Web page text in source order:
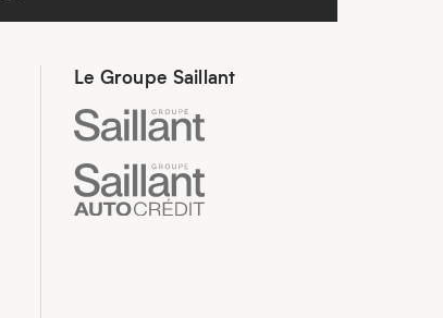
Le Groupe Saillant